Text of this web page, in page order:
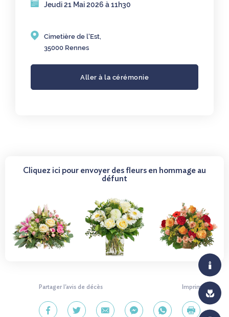
Jeudi 21 Mai 2026 à 11h30
Cimetière de l'Est,
35000 Rennes
Aller à la cérémonie
Cliquez ici pour envoyer des fleurs en hommage au
défunt
Partager l'avis de décès Imprimer